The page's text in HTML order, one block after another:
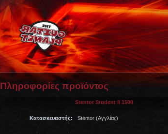
Πληροφορίες προϊόντος
Stentor Student II 1500
Κατασκευαστής: Stentor (Αγγλίας)